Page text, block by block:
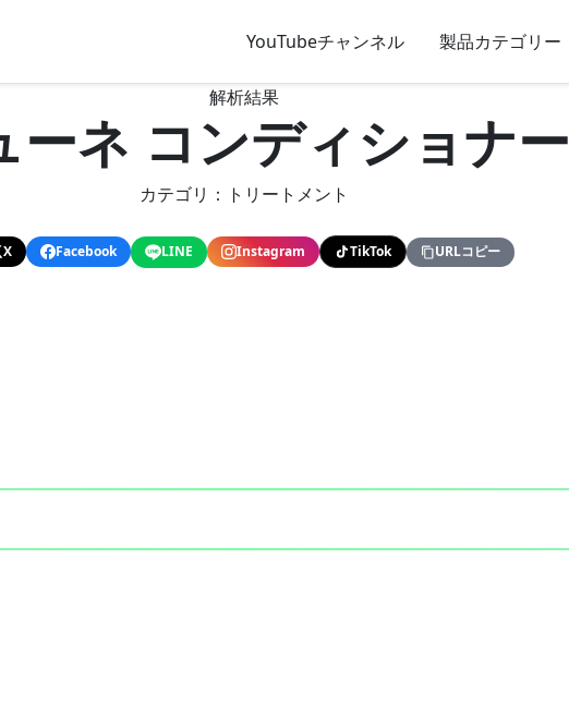
YouTubeチャンネル 製品カテゴリー
解析結果
ーネ コンディショナー
カテゴリ：トリートメント
X Facebook LINE Instagram TikTok URLコピー